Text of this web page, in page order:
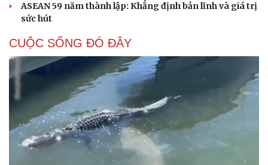
ASEAN 59 năm thành lập: Khẳng định bản lĩnh và giá trị
sức hút
CUỘC SỐNG ĐÓ ĐÂY